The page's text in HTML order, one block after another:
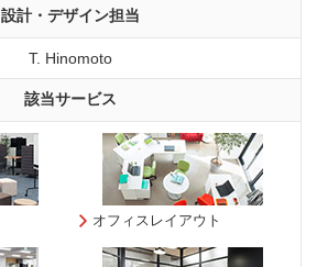
設計・デザイン担当
T. Hinomoto
該当サービス
オフィスレイアウト